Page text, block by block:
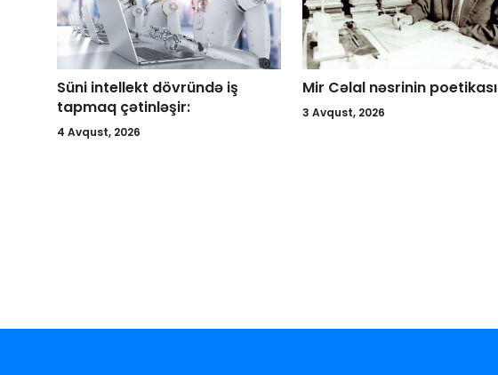
Süni intellekt dövründə iş
tapmaq çətinləşir:
4 Avqust, 2026
Mir Cəlal nəsrinin poetikası
3 Avqust, 2026